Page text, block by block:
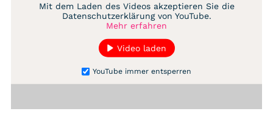
Mit dem Laden des Videos akzeptieren Sie die
Datenschutzerklärung von YouTube.
Mehr erfahren
Video laden
YouTube immer entsperren